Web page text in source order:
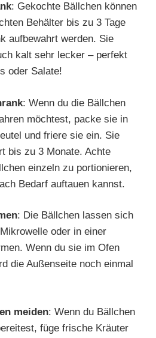
: Gekochte Bällchen können
Behälter bis zu 3 Tage
aufbewahrt werden. Sie
kalt sehr lecker – perfekt
oder Salate!
: Wenn du die Bällchen
möchtest, packe sie in
und friere sie ein. Sie
bis zu 3 Monate. Achte
einzeln zu portionieren,
Bedarf auftauen kannst.
: Die Bällchen lassen sich
oder in einer
Wenn du sie im Ofen
die Außenseite noch einmal
meiden: Wenn du Bällchen
füge frische Kräuter